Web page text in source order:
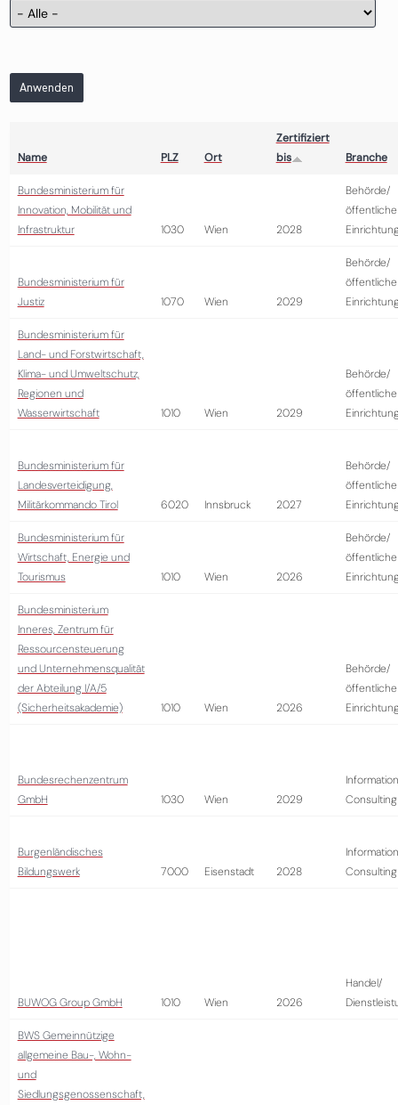
Anwenden
Name PLZ Ort
Zertifiziert
bis
Branche
Bundesministerium für
Innovation, Mobilität und
Infrastruktur
1030 Wien 2028
Behörde/
öffentliche
Bundesministerium für
Justiz
1070 Wien 2029
Behörde/
öffentliche
Bundesministerium für
Land- und Forstwirtschaft,
Klima- und Umweltschutz,
Regionen und
Wasserwirtschaft
1010 Wien 2029
Behörde/
öffentliche
Bundesministerium für
Landesverteidigung,
Militärkommando Tirol
6020 Innsbruck 2027
Behörde/
öffentliche
Bundesministerium für
Wirtschaft, Energie und
Tourismus
1010 Wien 2026
Behörde/
öffentliche
Bundesministerium
Inneres, Zentrum für
Ressourcensteuerung
und Unternehmensqualität
der Abteilung I/A/5
(Sicherheitsakademie)
1010 Wien 2026
Behörde/
öffentliche
Bundesrechenzentrum
GmbH
1030 Wien 2029
Consulting
Burgenländisches
Bildungswerk
7000 Eisenstadt 2028
Consulting
BUWOG Group GmbH 1010 Wien 2026
Handel/
BWS Gemeinnützige
allgemeine Bau-, Wohn-
und
Siedlungsgenossenschaft,